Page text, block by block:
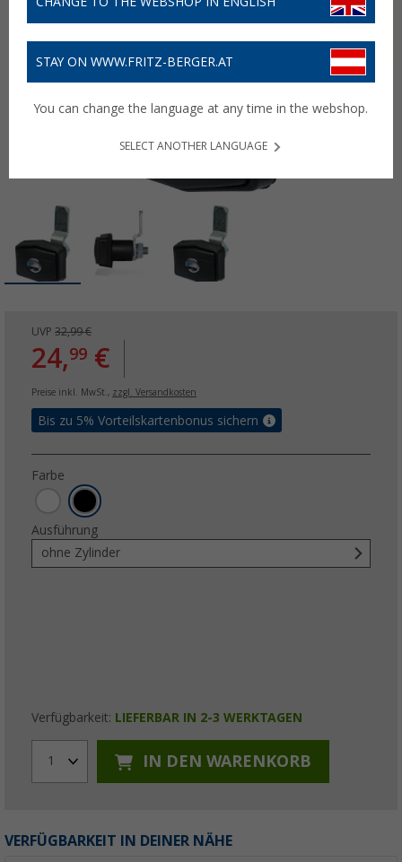
UVP 32,99 €
24,99 €
Preise inkl. MwSt., zzgl. Versandkosten
Bis zu 5% Vorteilskartenbonus sichern
Farbe
Ausführung
ohne Zylinder
Verfügbarkeit: LIEFERBAR IN 2-3 WERKTAGEN
1 IN DEN WARENKORB
VERFÜGBARKEIT IN DEINER NÄHE
STAY ON WWW.FRITZ-BERGER.AT
You can change the language at any time in the webshop.
SELECT ANOTHER LANGUAGE